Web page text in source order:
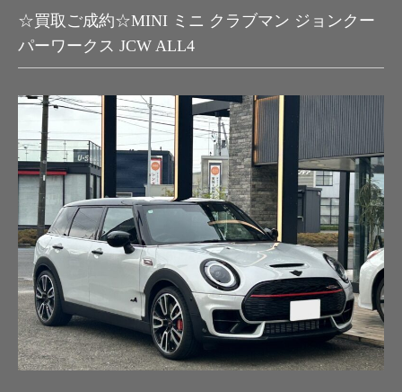
☆買取ご成約☆MINI ミニ クラブマン ジョンクー
パーワークス JCW ALL4